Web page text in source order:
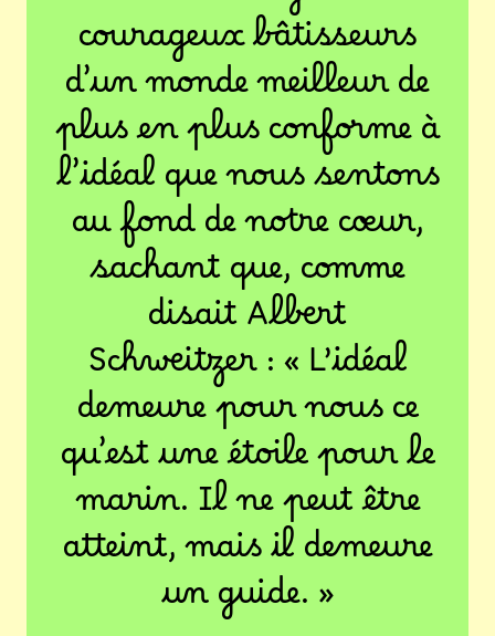
courageux bâtisseurs
d’un monde meilleur de
plus en plus conforme à
l’idéal que nous sentons
au fond de notre cœur,
sachant que, comme
disait Albert
Schweitzer : « L’idéal
demeure pour nous ce
qu’est une étoile pour le
marin. Il ne peut être
atteint, mais il demeure
un guide. »